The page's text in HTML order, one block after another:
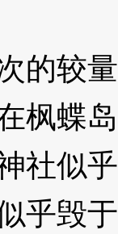
较量
枫蝶
社似
乎毁